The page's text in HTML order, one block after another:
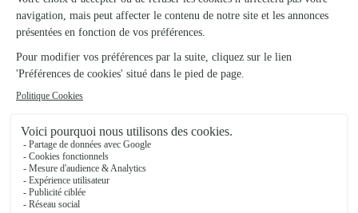
Livraison bien effectué dans les delais
Livraison bien effectué dans les delais
★
★
Très bien
Rapide et intuitif
06/12/2025